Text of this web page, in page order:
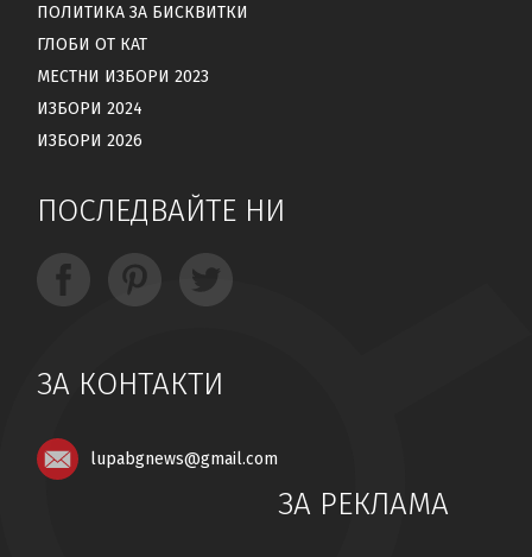
ПОЛИТИКА ЗА БИСКВИТКИ
ГЛОБИ ОТ КАТ
МЕСТНИ ИЗБОРИ 2023
ИЗБОРИ 2024
ИЗБОРИ 2026
ПОСЛЕДВАЙТЕ НИ
ЗА КОНТАКТИ
lupabgnews@gmail.com
ЗА РЕКЛАМА